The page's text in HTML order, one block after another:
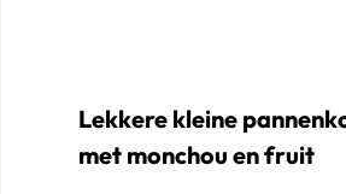
Lekkere kleine
met monchou en fruit